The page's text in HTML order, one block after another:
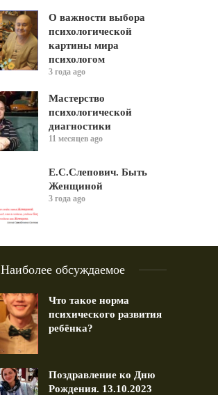
О важности выбора
психологической
картины мира
психологом
3 года ago
Мастерство
психологической
диагностики
11 месяцев ago
Е.С.Слепович. Быть
Женщиной
3 года ago
Наиболее обсуждаемое
Что такое норма
психического развития
ребёнка?
Поздравление ко Дню
Рождения. 13.10.2023